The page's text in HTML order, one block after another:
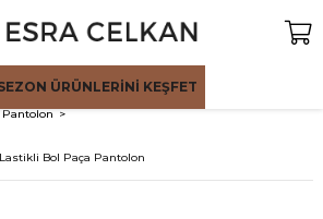
ÜRÜNLERİNİ KEŞFET
Pantolon
Bol Paça Pantolon